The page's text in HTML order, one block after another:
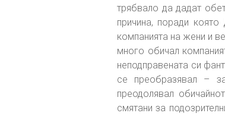
трябвало да дадат
причина, поради
компанията на жени и
много обичал
неподправената си
се преобразявал –
преодолявал
смятани за